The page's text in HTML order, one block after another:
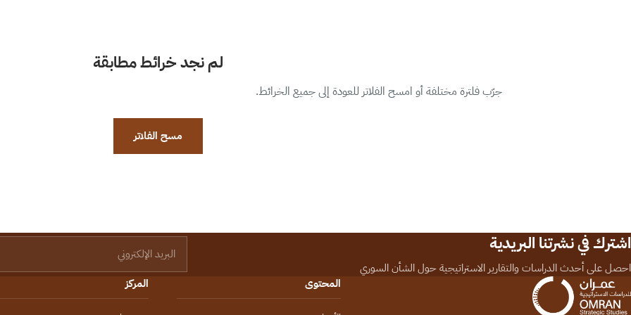
لم نجد خرائط مطابقة
جرّب فلترة مختلفة أو امسح الفلاتر للعودة إلى جميع الخرائط.
مسح الفلاتر
اشترك في نشرتنا البريدية
احصل على أحدث الدراسات والتقارير الاستراتيجية حول الشأن السوري
المحتوى
المركز